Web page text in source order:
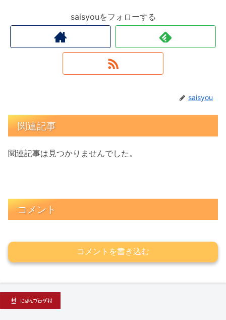
saisyouをフォローする
saisyou
関連記事
関連記事は見つかりませんでした。
コメント
コメントを書き込む